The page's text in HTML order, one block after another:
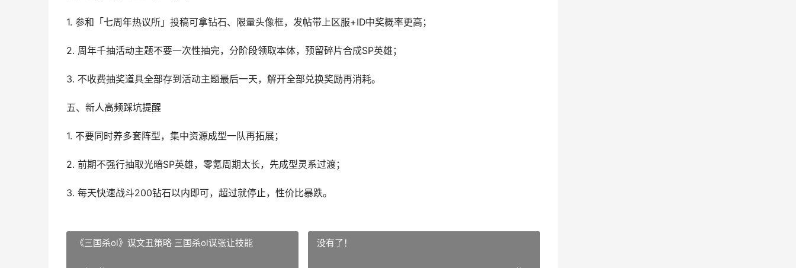
1. 参和「七周年热议所」投稿可拿钻石、限量头像框，发帖带上区服+ID中奖概率更高；
2. 周年千抽活动主题不要一次性抽完，分阶段领取本体，预留碎片合成SP英雄；
3. 不收费抽奖道具全部存到活动主题最后一天，解开全部兑换奖励再消耗。
五、新人高频踩坑提醒
1. 不要同时养多套阵型，集中资源成型一队再拓展；
2. 前期不强行抽取光暗SP英雄，零氪周期太长，先成型灵系过渡；
3. 每天快速战斗200钻石以内即可，超过就停止，性价比暴跌。
《三国杀ol》谋文丑策略 三国杀ol谋张让技能 没有了！